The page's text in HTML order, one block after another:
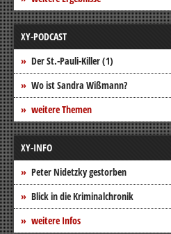
XY-PODCAST
Der St.-Pauli-Killer (1)
Wo ist Sandra Wißmann?
weitere Themen
XY-INFO
Peter Nidetzky gestorben
Blick in die Kriminalchronik
weitere Infos